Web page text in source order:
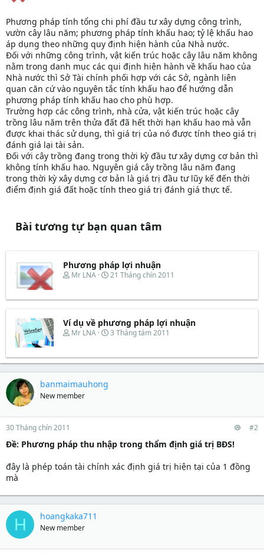
Phương pháp tính tổng chi phí đầu tư xây dựng công trình,
vườn cây lâu năm; phương pháp tính khấu hao; tỷ lệ khấu hao
áp dụng theo những quy định hiện hành của Nhà nước.
Đối với những công trình, vật kiến trúc hoặc cây lâu năm không
nằm trong danh mục các qui định hiện hành về khấu hao của
Nhà nước thì Sở Tài chính phối hợp với các Sở, ngành liên
quan căn cứ vào nguyên tắc tính khấu hao để hướng dẫn
phương pháp tính khấu hao cho phù hợp.
Trường hợp các công trình, nhà cửa, vật kiến trúc hoặc cây
trồng lâu năm trên thửa đất đã hết thời hạn khấu hao mà vẫn
được khai thác sử dụng, thì giá trị của nó được tính theo giá trị
đánh giá lại tài sản.
Đối với cây trồng đang trong thời kỳ đầu tư xây dựng cơ bản thì
không tính khấu hao. Nguyên giá cây trồng lâu năm đang
trong thời kỳ xây dựng cơ bản là giá trị đầu tư lũy kế đến thời
điểm định giá đất hoặc tính theo giá trị đánh giá thực tế.
Bài tương tự bạn quan tâm
Phương pháp lợi nhuận
T
e
d
s
r
r
Mr LNA
N
y
ắ
t
u
21 Tháng chín 2011
Ví dụ về phương pháp lợi nhuận
T
e
s
t
r
r
Mr LNA
N
y
u
3 Tháng tám 2011
banmaimauhong
New member
30 Tháng chín 2011 #2
Ðề: Phương pháp thu nhập trong thẩm định giá trị BĐS!
đây là phép toán tài chính xác định giá trị hiện tại của 1 đồng
mà
H hoangkaka711
New member